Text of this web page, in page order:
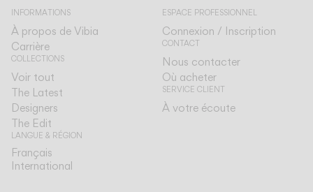
INFORMATIONS
À propos de Vibia
Carrière
COLLECTIONS
Voir tout
The Latest
Designers
The Edit
LANGUE & RÉGION
Français
International
ESPACE PROFESSIONNEL
Connexion / Inscription
CONTACT
Nous contacter
Où acheter
SERVICE CLIENT
À votre écoute